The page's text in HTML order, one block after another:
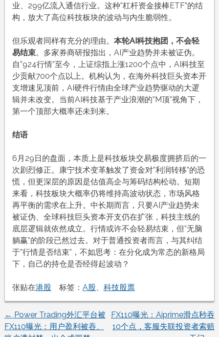
业、299亿流入通信行业。这种”杠杆资金接棒ETF”的结
构，放大了高位科技板块的波动与内生脆弱性。
但乐观者同样有充分的理由。 本轮AI科技抱团，不会轻
易结束。多家券商研报指出，AI产业趋势并未被证伪。
自”924行情”至今，上证综指上涨1200个点中，AI科技至
少贡献700个点以上。机构认为，在海外科技巨头资本开
支增速见顶前，AI硬件行情由全球产业趋势驱动的大逻
辑并未改变。当前AI科技基于产业浪潮的”M顶”视角下，
第一个顶部大概率还未到来。
结语
6月29日的盘面，本质上是科技板块交易极度拥挤后的一
次剧烈修正。康宁技术变革触发了资金对”利润转移”的恐
慌，但更深层的原因是估值高企与筹码结构松动。短期
来看，科技板块大概率仍将维持高波动状态，市场风格
再平衡的需求在上升。中长期而言，只要AI产业趋势未
被证伪、全球科技巨头资本开支仍在扩张，科技主线的
底层逻辑就依然成立。行情或许不会轻易结束，但”无脑
躺赢”的阶段已然过去。对于普通投资者而言，与其纠结
于”行情是否结束”，不如思考：在分化成为常态的新格局
下，自己的持仓是否经得起波动？
张贴在港股 标签： A股、 科技股票
文
← Power Trading外汇平台被
FX110曝光：用户盈利被吞、
FX110曝光：Aiprime滑点秒吞
10个点，客服失联投资者索赔